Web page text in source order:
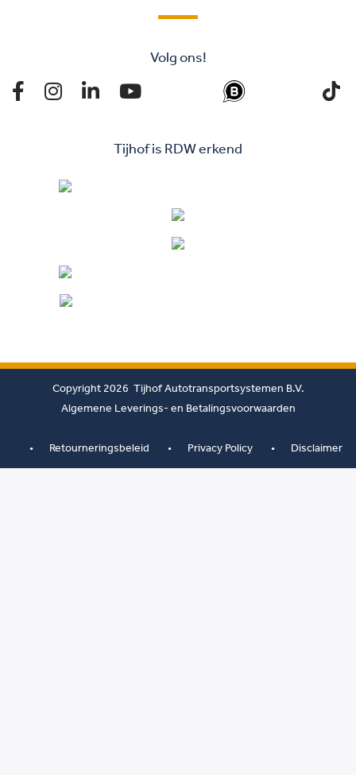
Volg ons!
Tijhof is RDW erkend
Copyright 2026 Tijhof Autotransportsystemen B.V.
Algemene Leverings- en Betalingsvoorwaarden
Retourneringsbeleid Privacy Policy Disclaimer